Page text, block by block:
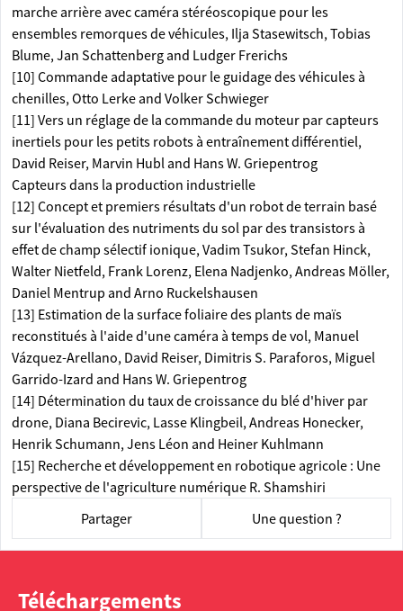
marche arrière avec caméra stéréoscopique pour les
ensembles remorques de véhicules, Ilja Stasewitsch, Tobias
Blume, Jan Schattenberg and Ludger Frerichs
[10] Commande adaptative pour le guidage des véhicules à
chenilles, Otto Lerke and Volker Schwieger
[11] Vers un réglage de la commande du moteur par capteurs
inertiels pour les petits robots à entraînement différentiel,
David Reiser, Marvin Hubl and Hans W. Griepentrog
Capteurs dans la production industrielle
[12] Concept et premiers résultats d'un robot de terrain basé
sur l'évaluation des nutriments du sol par des transistors à
effet de champ sélectif ionique, Vadim Tsukor, Stefan Hinck,
Walter Nietfeld, Frank Lorenz, Elena Nadjenko, Andreas Möller,
Daniel Mentrup and Arno Ruckelshausen
[13] Estimation de la surface foliaire des plants de maïs
reconstitués à l'aide d'une caméra à temps de vol, Manuel
Vázquez-Arellano, David Reiser, Dimitris S. Paraforos, Miguel
Garrido-Izard and Hans W. Griepentrog
[14] Détermination du taux de croissance du blé d'hiver par
drone, Diana Becirevic, Lasse Klingbeil, Andreas Honecker,
Henrik Schumann, Jens Léon and Heiner Kuhlmann
[15] Recherche et développement en robotique agricole : Une
perspective de l'agriculture numérique R. Shamshiri
Partager
Une question ?
Téléchargements